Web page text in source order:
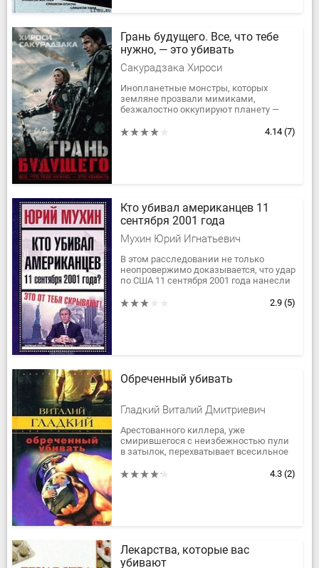
Грань будущего. Все, что тебе
нужно, — это убивать
Сакурадзака Хироcи
Инопланетные монстры, которых
земляне прозвали мимиками,
безжалостно оккупируют планету —
миллионы человеческих жизней.4.14 (7)
Кто убивал американцев 11
сентября 2001 года
Мухин Юрий Игнатьевич
В этом расследовании не только
неопровержимо доказывается, что удар
по США 11 сентября 2001 года нанесли
рассматриваются мотивы действий...
2.9 (5)
Обреченный убивать
Гладкий Виталий Дмитриевич
Арестованного киллера, уже
смирившегося с неизбежностью пули
в затылок, перехватывает всесильное
предстоит стать спарринг-партнером...
4.3 (2)
Лекарства, которые вас
убивают